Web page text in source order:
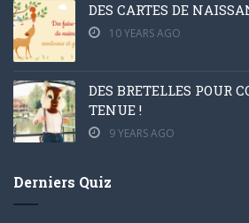
DES CARTES DE
10 YEARS AGO
DES BRETELLES POUR
TENUE !
9 YEARS AGO
Derniers Quiz